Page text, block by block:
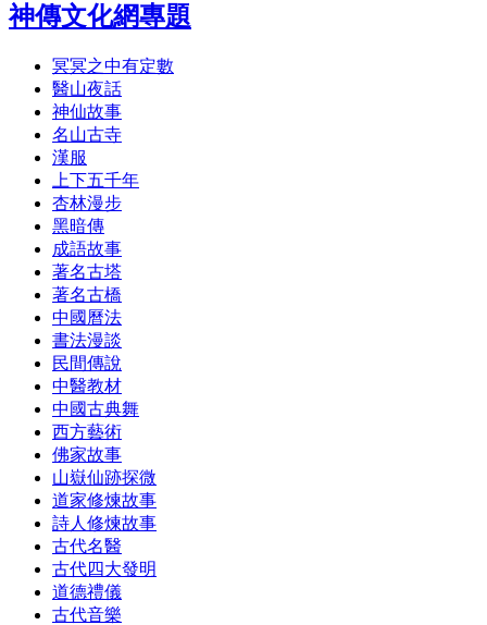
神傳文化網專題
冥冥之中有定數
醫山夜話
神仙故事
名山古寺
漢服
上下五千年
杏林漫步
黑暗傳
成語故事
著名古塔
著名古橋
中國曆法
書法漫談
民間傳說
中醫教材
中國古典舞
西方藝術
佛家故事
山嶽仙跡探微
道家修煉故事
詩人修煉故事
古代名醫
古代四大發明
道德禮儀
古代音樂